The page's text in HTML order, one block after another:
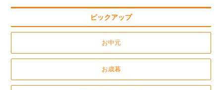
ピックアップ
お中元
お歳暮